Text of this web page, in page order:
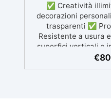
✅ Creatività
decorazioni
trasparenti ✅
Resistente a usura
superfici verticali e
ripara: Una sola
€